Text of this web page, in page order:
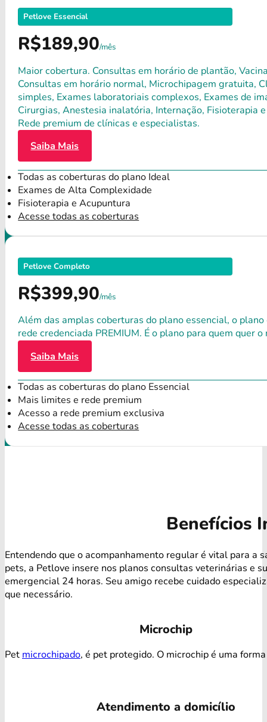
Petlove Essencial
R$189,90/mês
Maior cobertura. Consultas em horário de plantão,
Consultas em horário normal, Microchipagem gratuita,
simples, Exames laboratoriais complexos, Exames de
Cirurgias, Anestesia inalatória, Internação, Fisioterapia
Rede premium de clínicas e especialistas.
Saiba Mais
Todas as coberturas do plano Ideal
Exames de Alta Complexidade
Fisioterapia e Acupuntura
Acesse todas as coberturas
Petlove Completo
R$399,90/mês
Além das amplas coberturas do plano essencial, o
rede credenciada PREMIUM. É o plano para quem quer
Saiba Mais
Todas as coberturas do plano Essencial
Mais limites e rede premium
Acesso a rede premium exclusiva
Acesse todas as coberturas
Benefícios
Entendendo que o acompanhamento regular é vital para a
pets, a Petlove insere nos planos consultas veterinárias e
emergencial 24 horas. Seu amigo recebe cuidado
que necessário.
Microchip
Pet microchipado, é pet protegido. O microchip é uma
Atendimento a domicílio